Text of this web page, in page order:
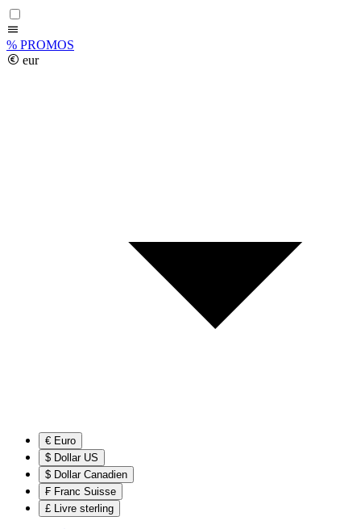
% PROMOS
eur
€ Euro
$ Dollar US
$ Dollar Canadien
₣ Franc Suisse
£ Livre sterling